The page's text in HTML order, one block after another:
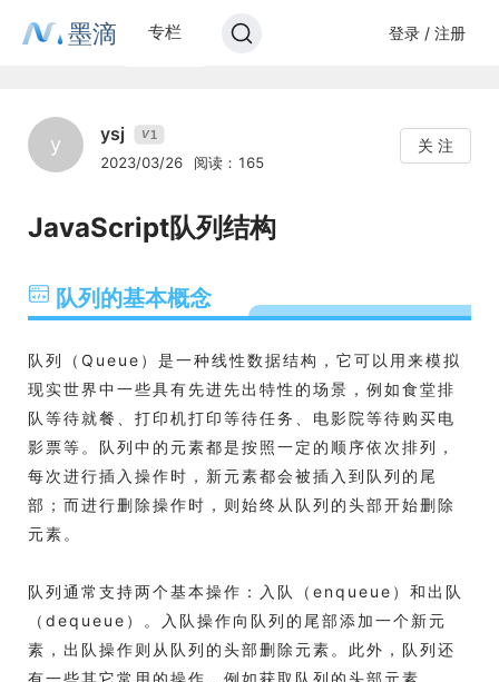
墨滴 专栏 登录 / 注册
y ysj V1
2023/03/26 阅读：165
关 注
JavaScript队列结构
队列的基本概念
队列（Queue）是一种线性数据结构，它可以用来模拟
现实世界中一些具有先进先出特性的场景，例如食堂排
队等待就餐、打印机打印等待任务、电影院等待购买电
影票等。队列中的元素都是按照一定的顺序依次排列，
每次进行插入操作时，新元素都会被插入到队列的尾
部；而进行删除操作时，则始终从队列的头部开始删除
元素。
队列通常支持两个基本操作：入队（enqueue）和出队
（dequeue）。入队操作向队列的尾部添加一个新元
素，出队操作则从队列的头部删除元素。此外，队列还
有一些其它常用的操作，例如获取队列的头部元素